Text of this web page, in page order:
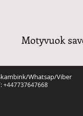
Motyvuok
Whatsap/Viber
+447737647668